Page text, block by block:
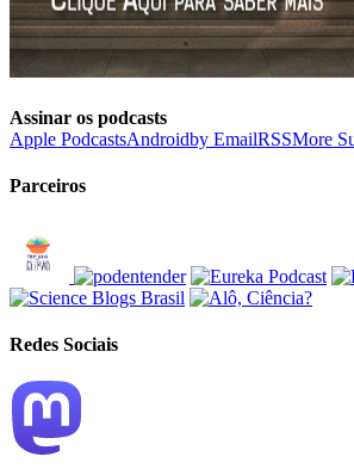
Assinar os podcasts
Apple PodcastsAndroidby EmailRSSMore
Parceiros
Redes Sociais